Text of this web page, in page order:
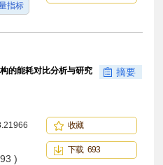
指标
的能耗对比分析与研究 摘要
)
收藏
下载 693